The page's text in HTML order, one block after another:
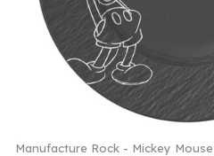
Manufacture Rock - Mickey Mouse